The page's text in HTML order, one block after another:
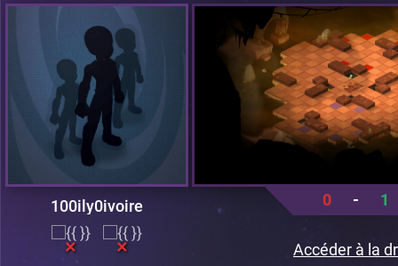
100ily0ivoire 0 - 1
Accéder à la